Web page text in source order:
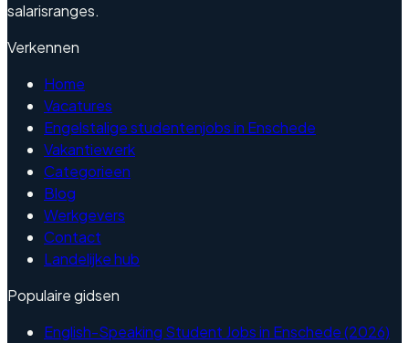
salarisranges.
Verkennen
Home
Vacatures
Engelstalige studentenjobs in Enschede
Vakantiewerk
Categorieen
Blog
Werkgevers
Contact
Landelijke hub
Populaire gidsen
English-Speaking Student Jobs in Enschede (2026)